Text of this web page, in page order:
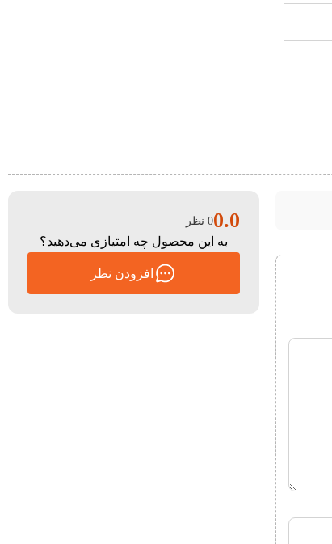
0.00 نظر
به این محصول چه امتیازی می‌دهید؟
افزودن نظر